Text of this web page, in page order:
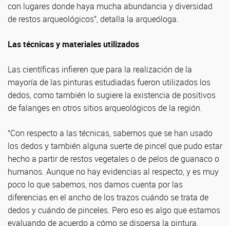
con lugares donde haya mucha abundancia y diversidad
de restos arqueológicos”, detalla la arqueóloga.
Las técnicas y materiales utilizados
Las científicas infieren que para la realización de la
mayoría de las pinturas estudiadas fueron utilizados los
dedos, como también lo sugiere la existencia de positivos
de falanges en otros sitios arqueológicos de la región.
“Con respecto a las técnicas, sabemos que se han usado
los dedos y también alguna suerte de pincel que pudo estar
hecho a partir de restos vegetales o de pelos de guanaco o
humanos. Aunque no hay evidencias al respecto, y es muy
poco lo que sabemos, nos damos cuenta por las
diferencias en el ancho de los trazos cuándo se trata de
dedos y cuándo de pinceles. Pero eso es algo que estamos
evaluando de acuerdo a cómo se dispersa la pintura.